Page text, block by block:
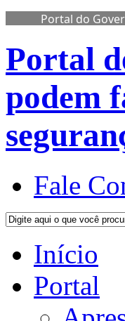
Portal do
Portal
podem
Fale
Início
Portal